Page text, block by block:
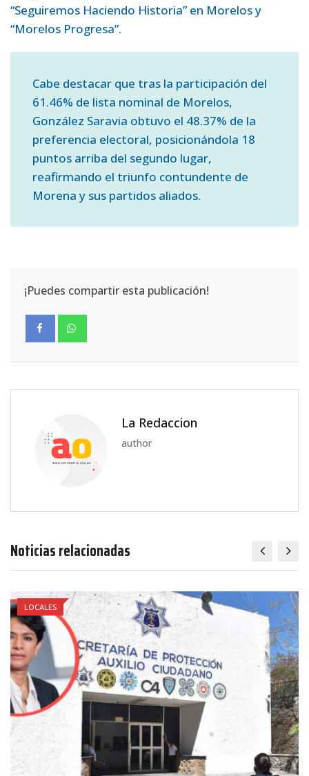
“Seguiremos Haciendo Historia” en Morelos y
“Morelos Progresa”.
Cabe destacar que tras la participación del
61.46% de lista nominal de Morelos,
González Saravia obtuvo el 48.37% de la
preferencia electoral, posicionándola 18
puntos arriba del segundo lugar,
reafirmando el triunfo contundente de
Morena y sus partidos aliados.
¡Puedes compartir esta publicación!
La Redaccion
author
Noticias relacionadas
LOCALES